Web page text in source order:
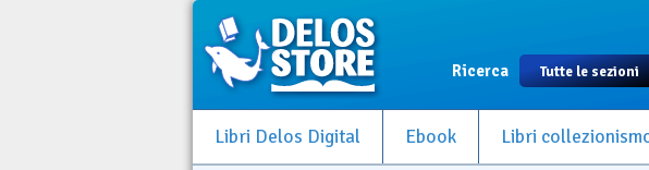
Ricerca
Libri Delos Digital Ebook Libri